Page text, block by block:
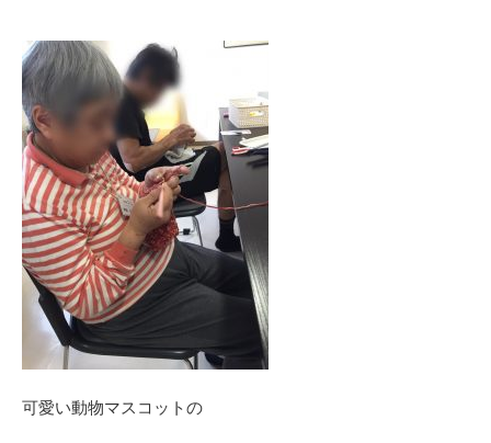
可愛い動物マスコットの